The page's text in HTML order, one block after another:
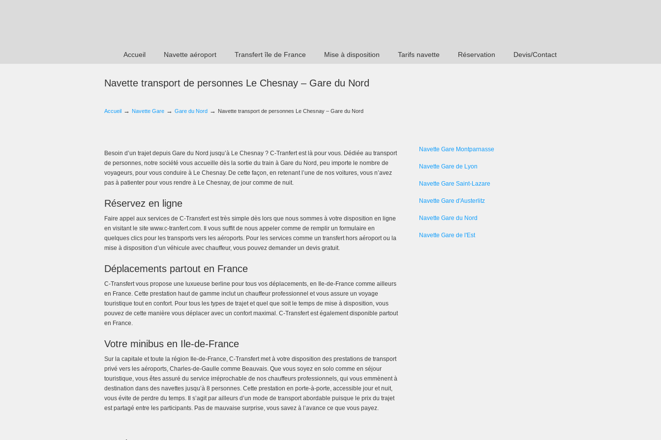
Accueil Navette aéroport Transfert île de France Mise à disposition Tarifs navette Réservation Devis/Contact
Navette transport de personnes Le Chesnay – Gare du Nord
Accueil → Navette Gare → Gare du Nord → Navette transport de personnes Le Chesnay – Gare du Nord
Besoin d’un trajet depuis Gare du Nord jusqu’à Le Chesnay ? C-Tranfert est là pour vous. Dédiée au transport
de personnes, notre société vous accueille dès la sortie du train à Gare du Nord, peu importe le nombre de
voyageurs, pour vous conduire à Le Chesnay. De cette façon, en retenant l’une de nos voitures, vous n’avez
pas à patienter pour vous rendre à Le Chesnay, de jour comme de nuit.
Réservez en ligne
Faire appel aux services de C-Transfert est très simple dès lors que nous sommes à votre disposition en ligne
en visitant le site www.c-tranfert.com. Il vous suffit de nous appeler comme de remplir un formulaire en
quelques clics pour les transports vers les aéroports. Pour les services comme un transfert hors aéroport ou la
mise à disposition d’un véhicule avec chauffeur, vous pouvez demander un devis gratuit.
Déplacements partout en France
C-Transfert vous propose une luxueuse berline pour tous vos déplacements, en Ile-de-France comme ailleurs
en France. Cette prestation haut de gamme inclut un chauffeur professionnel et vous assure un voyage
touristique tout en confort. Pour tous les types de trajet et quel que soit le temps de mise à disposition, vous
pouvez de cette manière vous déplacer avec un confort maximal. C-Transfert est également disponible partout
en France.
Votre minibus en Ile-de-France
Sur la capitale et toute la région Ile-de-France, C-Transfert met à votre disposition des prestations de transport
privé vers les aéroports, Charles-de-Gaulle comme Beauvais. Que vous soyez en solo comme en séjour
touristique, vous êtes assuré du service irréprochable de nos chauffeurs professionnels, qui vous emmènent à
destination dans des navettes jusqu’à 8 personnes. Cette prestation en porte-à-porte, accessible jour et nuit,
vous évite de perdre du temps. Il s’agit par ailleurs d’un mode de transport abordable puisque le prix du trajet
est partagé entre les participants. Pas de mauvaise surprise, vous savez à l’avance ce que vous payez.
Navette Gare Montparnasse
Navette Gare de Lyon
Navette Gare Saint-Lazare
Navette Gare d'Austerlitz
Navette Gare du Nord
Navette Gare de l'Est